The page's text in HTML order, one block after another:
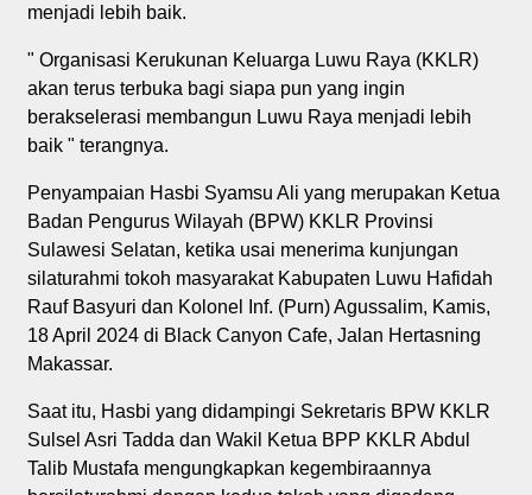
menjadi lebih baik.
" Organisasi Kerukunan Keluarga Luwu Raya (KKLR)
akan terus terbuka bagi siapa pun yang ingin
berakselerasi membangun Luwu Raya menjadi lebih
baik " terangnya.
Penyampaian Hasbi Syamsu Ali yang merupakan Ketua
Badan Pengurus Wilayah (BPW) KKLR Provinsi
Sulawesi Selatan, ketika usai menerima kunjungan
silaturahmi tokoh masyarakat Kabupaten Luwu Hafidah
Rauf Basyuri dan Kolonel Inf. (Purn) Agussalim, Kamis,
18 April 2024 di Black Canyon Cafe, Jalan Hertasning
Makassar.
Saat itu, Hasbi yang didampingi Sekretaris BPW KKLR
Sulsel Asri Tadda dan Wakil Ketua BPP KKLR Abdul
Talib Mustafa mengungkapkan kegembiraannya